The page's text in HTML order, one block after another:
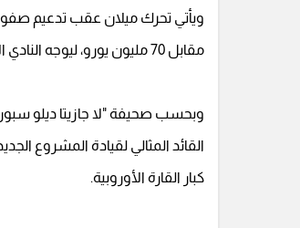
ويأتي تحرك ميلان عقب تدعيم
مقابل 70 مليون يورو، ليوجه النادي الإيطالي أنظاره نحو تعزيز خطه الخلفي استعدادًا للموسم الجديد.
وبحسب صحيفة "لا جازيتا ديلو
القائد المثالي لقيادة المشروع
كبار القارة الأوروبية.